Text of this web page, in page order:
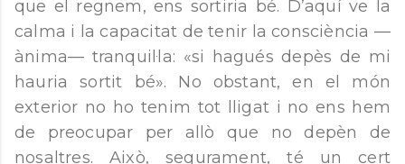
que el regnem, ens sortiria bé. D’aquí ve la
calma i la capacitat de tenir la consciència —
ànima— tranquil·la: «si hagués depès de mi
hauria sortit bé». No obstant, en el món
exterior no ho tenim tot lligat i no ens hem
de preocupar per allò que no depèn de
nosaltres. Això, segurament, té un cert